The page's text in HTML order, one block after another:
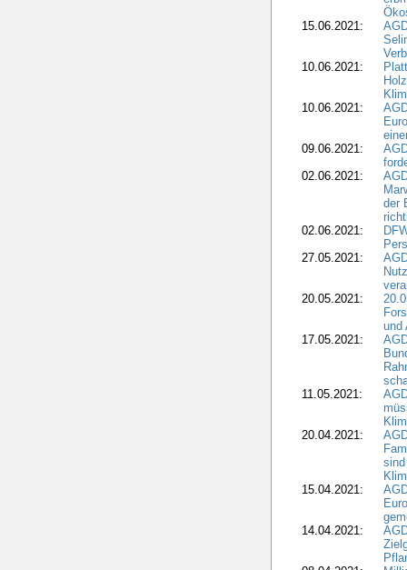
15.06.2021:
10.06.2021:
10.06.2021:
09.06.2021:
02.06.2021:
der
02.06.2021:
27.05.2021:
20.05.2021:
und
17.05.2021:
11.05.2021:
20.04.2021:
15.04.2021:
14.04.2021: